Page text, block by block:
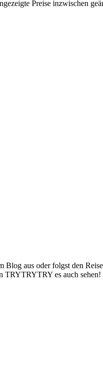
Preise inzwischen
aus oder folgst den
TRYTRYTRY es auch sehen!